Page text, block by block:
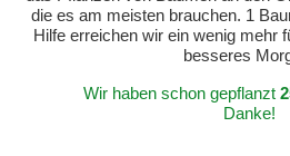
die es am meisten brauchen. 1
Hilfe erreichen wir ein wenig mehr
besseres
Wir haben schon gepflanzt
Danke!